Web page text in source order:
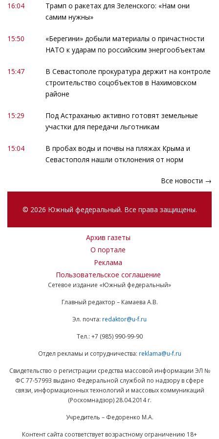
16:04
Трамп о ракетах для Зеленского: «Нам они
самим нужны»
15:50
«Берегини» добыли материалы о причастности
НАТО к ударам по российским энергообъектам
15:47
В Севастополе прокуратура держит на контроле
строительство соцобъектов в Нахимовском
районе
15:29
Под Астраханью активно готовят земельные
участки для передачи льготникам
15:04
В пробах воды и почвы на пляжах Крыма и
Севастополя нашли отклонения от норм
Все новости →
© 2026 Южный федеральный. Все права защищены.
Архив газеты
О портале
Реклама
Пользовательское соглашение
Сетевое издание «Южный федеральный»
Главный редактор – Камаева А.В.
Эл. почта: redaktor@u-f.ru
Тел.: +7 (985) 990-99-90
Отдел рекламы и сотрудничества: reklama@u-f.ru
Свидетельство о регистрации средства массовой информации ЭЛ №
ФС 77-57993 выдано Федеральной службой по надзору в сфере
связи, информационных технологий и массовых коммуникаций
(Роскомнадзор) 28.04.2014 г.
Учредитель – Федоренко М.А.
Контент сайта соответствует возрастному ограничению 18+